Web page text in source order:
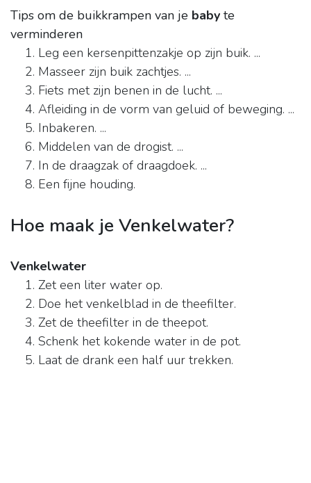
Tips om de buikkrampen van je baby te
verminderen
Leg een kersenpittenzakje op zijn buik. ...
Masseer zijn buik zachtjes. ...
Fiets met zijn benen in de lucht. ...
Afleiding in de vorm van geluid of beweging. ...
Inbakeren. ...
Middelen van de drogist. ...
In de draagzak of draagdoek. ...
Een fijne houding.
Hoe maak je Venkelwater?
Venkelwater
Zet een liter water op.
Doe het venkelblad in de theefilter.
Zet de theefilter in de theepot.
Schenk het kokende water in de pot.
Laat de drank een half uur trekken.